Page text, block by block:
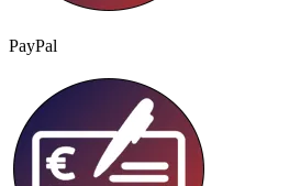
PayPal